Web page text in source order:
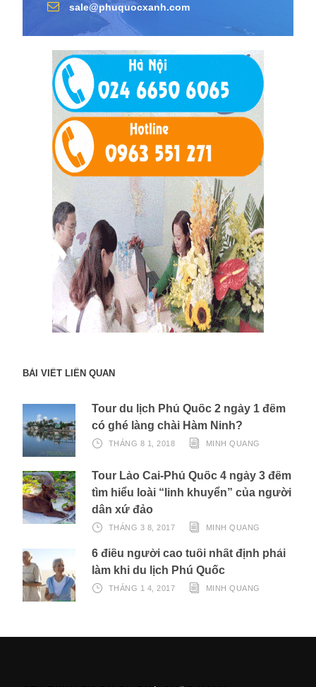
sale@phuquocxanh.com
BÀI VIẾT LIÊN QUAN
Tour du lịch Phú Quốc 2 ngày 1 đêm
có ghé làng chài Hàm Ninh?
THÁNG 8 1, 2018 MINH QUANG
Tour Lào Cai-Phú Quốc 4 ngày 3 đêm
tìm hiểu loài “linh khuyển” của người
dân xứ đảo
THÁNG 3 8, 2017 MINH QUANG
6 điều người cao tuổi nhất định phải
làm khi du lịch Phú Quốc
THÁNG 1 4, 2017 MINH QUANG